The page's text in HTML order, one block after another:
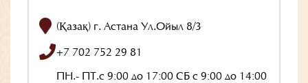
(Қазақ) г. Астана Ул.Ойыл 8/3
+7 702 752 29 81
ПН.- ПТ.с 9:00 до 17:00 СБ с 9:00 до 14:00